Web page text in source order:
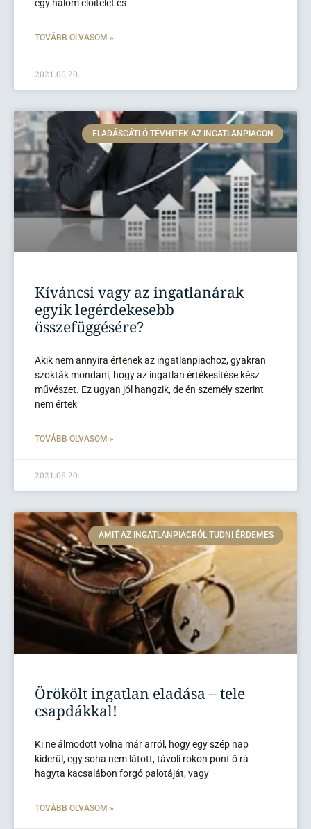
egy halom előítélet és
TOVÁBB OLVASOM »
2021.06.20.
ELADÁSGÁTLÓ TÉVHITEK AZ INGATLANPIACON
Kíváncsi vagy az ingatlanárak
egyik legérdekesebb
összefüggésére?
Akik nem annyira értenek az ingatlanpiachoz, gyakran
szokták mondani, hogy az ingatlan értékesítése kész
művészet. Ez ugyan jól hangzik, de én személy szerint
nem értek
TOVÁBB OLVASOM »
2021.06.20.
AMIT AZ INGATLANPIACRÓL TUDNI ÉRDEMES
Örökölt ingatlan eladása – tele
csapdákkal!
Ki ne álmodott volna már arról, hogy egy szép nap
kiderül, egy soha nem látott, távoli rokon pont ő rá
hagyta kacsalábon forgó palotáját, vagy
TOVÁBB OLVASOM »